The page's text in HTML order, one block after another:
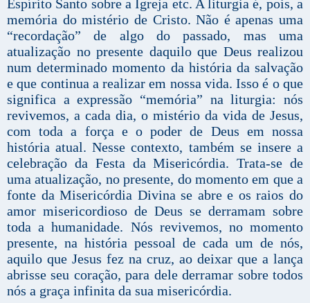
Espírito Santo sobre a Igreja etc. A liturgia é, pois, a
memória do mistério de Cristo. Não é apenas uma
“recordação” de algo do passado, mas uma
atualização no presente daquilo que Deus realizou
num determinado momento da história da salvação
e que continua a realizar em nossa vida. Isso é o que
significa a expressão “memória” na liturgia: nós
revivemos, a cada dia, o mistério da vida de Jesus,
com toda a força e o poder de Deus em nossa
história atual. Nesse contexto, também se insere a
celebração da Festa da Misericórdia. Trata-se de
uma atualização, no presente, do momento em que a
fonte da Misericórdia Divina se abre e os raios do
amor misericordioso de Deus se derramam sobre
toda a humanidade. Nós revivemos, no momento
presente, na história pessoal de cada um de nós,
aquilo que Jesus fez na cruz, ao deixar que a lança
abrisse seu coração, para dele derramar sobre todos
nós a graça infinita da sua misericórdia.